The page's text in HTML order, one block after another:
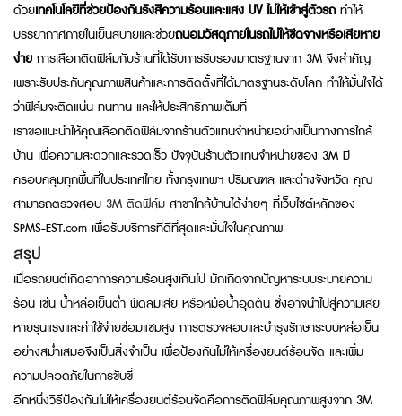
ด้วยเทคโนโลยีที่ช่วยป้องกันรังสีความร้อนและแสง UV ไม่ให้เข้าสู่ตัวรถทำให้
บรรยากาศภายในเย็นสบายและช่วยถนอมวัสดุภายในรถไม่ให้ซีดจางหรือเสียหาย
ง่าย การเลือกติดฟิล์มกับร้านที่ได้รับการรับรองมาตรฐานจาก 3M จึงสำคัญ
เพราะรับประกันคุณภาพสินค้าและการติดตั้งที่ได้มาตรฐานระดับโลก ทำให้มั่นใจได้
ว่าฟิล์มจะติดแน่น ทนทาน และให้ประสิทธิภาพเต็มที่
เราขอแนะนำให้คุณเลือกติดฟิล์มจากร้านตัวแทนจำหน่ายอย่างเป็นทางการใกล้
บ้าน เพื่อความสะดวกและรวดเร็ว ปัจจุบันร้านตัวแทนจำหน่ายของ 3M มี
ครอบคลุมทุกพื้นที่ในประเทศไทย ทั้งกรุงเทพฯ ปริมณฑล และต่างจังหวัด คุณ
สามารถตรวจสอบ 3M ติดฟิล์ม สาขาใกล้บ้านได้ง่ายๆ ที่เว็บไซต์หลักของ
SPMS-EST.com เพื่อรับบริการที่ดีที่สุดและมั่นใจในคุณภาพ
สรุป
เมื่อรถยนต์เกิดอาการความร้อนสูงเกินไป มักเกิดจากปัญหาระบบระบายความ
ร้อน เช่น น้ำหล่อเย็นต่ำ พัดลมเสีย หรือหม้อน้ำอุดตัน ซึ่งอาจนำไปสู่ความเสีย
หายรุนแรงและค่าใช้จ่ายซ่อมแซมสูง การตรวจสอบและบำรุงรักษาระบบหล่อเย็น
อย่างสม่ำเสมอจึงเป็นสิ่งจำเป็น เพื่อป้องกันไม่ให้เครื่องยนต์ร้อนจัด และเพิ่ม
ความปลอดภัยในการขับขี่
อีกหนึ่งวิธีป้องกันไม่ให้เครื่องยนต์ร้อนจัดคือการติดฟิล์มคุณภาพสูงจาก 3M